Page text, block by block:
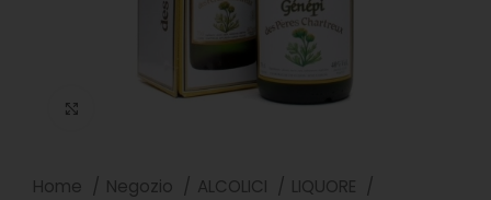
Home Negozio ALCOLICI
LIQUORE